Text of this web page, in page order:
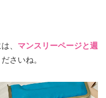
、 マンスリーページと週
さいね。